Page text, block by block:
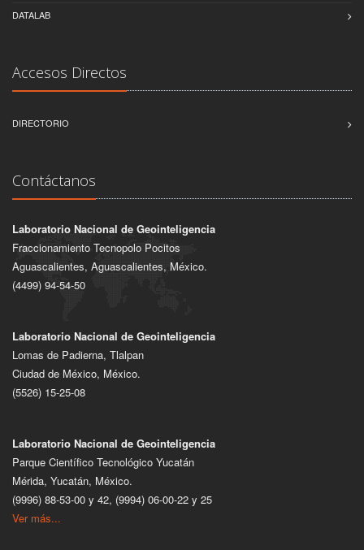
DATALAB
Accesos Directos
DIRECTORIO
Contáctanos
Laboratorio Nacional de Geointeligencia
Fraccionamiento Tecnopolo Pocitos
Aguascalientes, Aguascalientes, México.
(4499) 94-54-50
Laboratorio Nacional de Geointeligencia
Lomas de Padierna, Tlalpan
Ciudad de México, México.
(5526) 15-25-08
Laboratorio Nacional de Geointeligencia
Parque Científico Tecnológico Yucatán
Mérida, Yucatán, México.
(9996) 88-53-00 y 42, (9994) 06-00-22 y 25
Ver más...